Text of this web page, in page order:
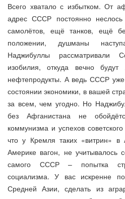
Всего хватало с избытком. От
адрес СССР постоянно
самолётов, ещё танков, ещё
положении, душманы
Наджибуллы рассматривали
изобилия, откуда вечно
нефтепродукты. А ведь СССР
состоянии экономики, в вашей
за всем, чем угодно. Но
без Афганистана не
коммунизма и успехов
что у Кремля таких «витрин»
Америке вагон, не учитывалось
самого СССР – попытка
социализма. У вас искренне
Средней Азии, сделать из